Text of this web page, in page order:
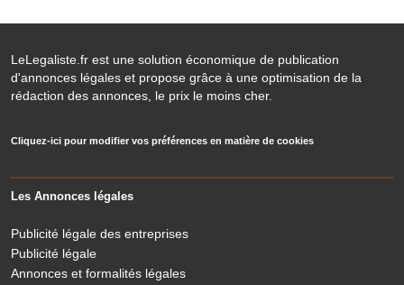
LeLegaliste.fr est une solution économique de publication
d'annonces légales et propose grâce à une optimisation de la
rédaction des annonces, le prix le moins cher.
Cliquez-ici pour modifier vos préférences en matière de cookies
Les Annonces légales
Publicité légale des entreprises
Publicité légale
Annonces et formalités légales